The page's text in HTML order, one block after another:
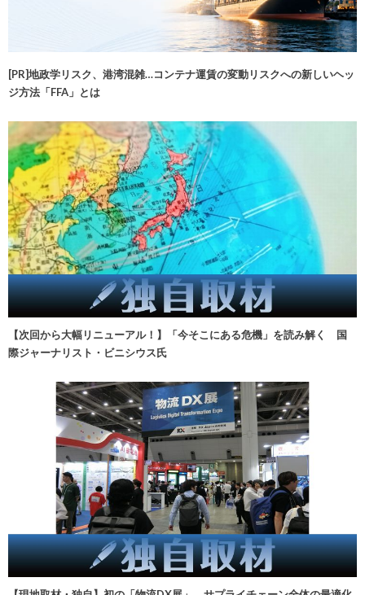
[PR]地政学リスク、港湾混雑…コンテナ運賃の変動リスクへの新しいヘッ
ジ方法「FFA」とは
【次回から大幅リニューアル！】「今そこにある危機」を読み解く 国
際ジャーナリスト・ビニシウス氏